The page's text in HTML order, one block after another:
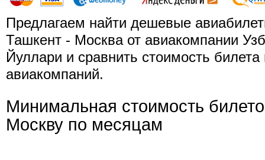
Предлагаем найти дешевые
Ташкент - Москва от авиакомпании
Йуллари и сравнить стоимость билета
авиакомпаний.
Минимальная стоимость
Москву по месяцам